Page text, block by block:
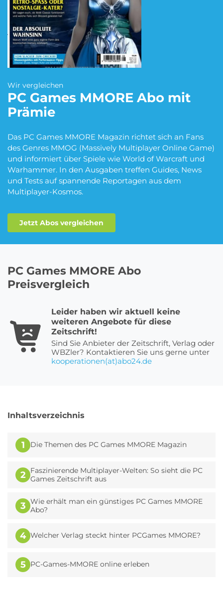
Blumen Abo
eBook Abo
Fitness Abo
Kino Abo Kochbox Abo
Süßigkeiten Abo Zeitschriften Abo
Wir vergleichen
PC Games MMORE Abo mit
Prämie
Das PC Games MMORE Magazin richtet sich an Fans
des Genres MMOG (Massively Multiplayer Online Game)
und informiert über Spiele wie World of Warcraft und
Warhammer. In den Ausgaben treffen Guides, News
und Tests auf spannende Reportagen aus dem
Multiplayer-Kosmos.
Jetzt Abos vergleichen
PC Games MMORE Abo
Preisvergleich
Leider haben wir aktuell keine
weiteren Angebote für diese
Zeitschrift!
Sind Sie Anbieter der Zeitschrift, Verlag oder
WBZler? Kontaktieren Sie uns gerne unter
kooperationen(at)abo24.de
Inhaltsverzeichnis
1 Die Themen des PC Games MMORE Magazin
2
Faszinierende Multiplayer-Welten: So sieht die PC
Games Zeitschrift aus
3 Wie erhält man ein günstiges PC Games MMORE
Abo?
4 Welcher Verlag steckt hinter PCGames MMORE?
5 PC-Games-MMORE online erleben